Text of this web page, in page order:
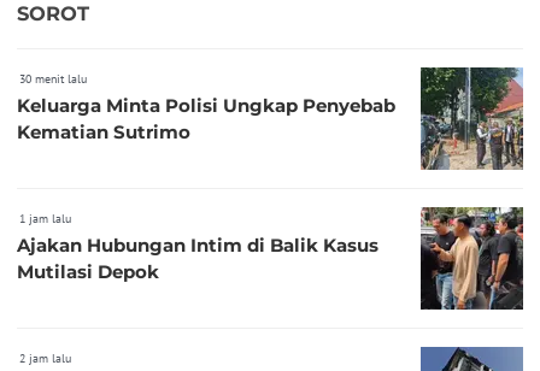
SOROT
30 menit lalu
Keluarga Minta Polisi Ungkap Penyebab
Kematian Sutrimo
1 jam lalu
Ajakan Hubungan Intim di Balik Kasus
Mutilasi Depok
2 jam lalu